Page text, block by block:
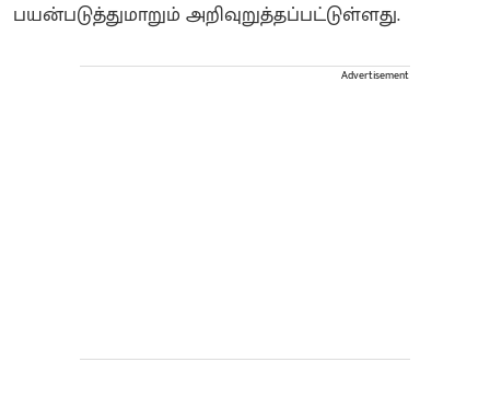
பயன்படுத்துமாறும் அறிவுறுத்தப்பட்டுள்ளது.
Advertisement